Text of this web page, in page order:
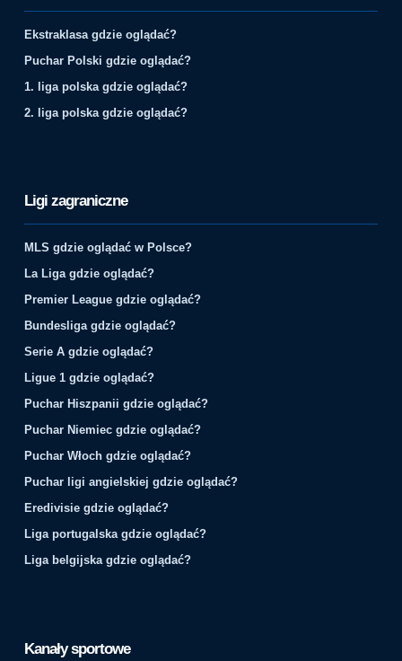
Ekstraklasa gdzie oglądać?
Puchar Polski gdzie oglądać?
1. liga polska gdzie oglądać?
2. liga polska gdzie oglądać?
Ligi zagraniczne
MLS gdzie oglądać w Polsce?
La Liga gdzie oglądać?
Premier League gdzie oglądać?
Bundesliga gdzie oglądać?
Serie A gdzie oglądać?
Ligue 1 gdzie oglądać?
Puchar Hiszpanii gdzie oglądać?
Puchar Niemiec gdzie oglądać?
Puchar Włoch gdzie oglądać?
Puchar ligi angielskiej gdzie oglądać?
Eredivisie gdzie oglądać?
Liga portugalska gdzie oglądać?
Liga belgijska gdzie oglądać?
Kanały sportowe